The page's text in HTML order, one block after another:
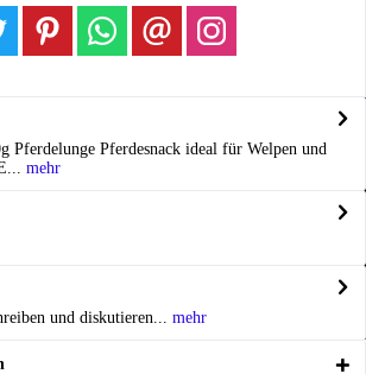
Pferdelunge Pferdesnack ideal für Welpen und
mehr
und diskutieren...
mehr